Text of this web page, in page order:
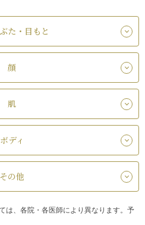
た・目もと
顔
肌
ボディ
その他
は、各院・各医師により異なります。予